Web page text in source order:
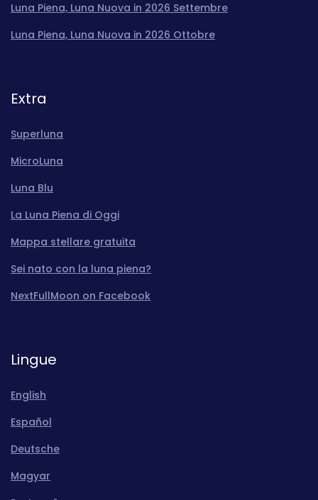
Luna Piena, Luna Nuova in 2026 Settembre
Luna Piena, Luna Nuova in 2026 Ottobre
Extra
Superluna
MicroLuna
Luna Blu
La Luna Piena di Oggi
Mappa stellare gratuita
Sei nato con la luna piena?
NextFullMoon on Facebook
Lingue
English
Español
Deutsche
Magyar